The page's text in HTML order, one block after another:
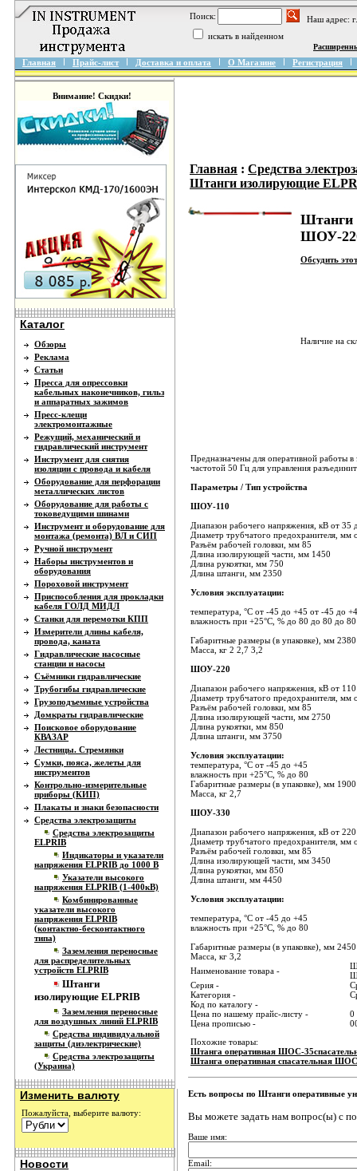
Поиск:
Наш адрес:
искать в найденном
Главная Прайс-лист Доставка и оплата О Магазине Регистрация
Внимание! Скидки!
Каталог
Обзоры
Реклама
Статьи
Пресса для опрессовки
кабельных наконечников, гильз
и аппаратных зажимов
Пресс-клещи
электромонтажные
Режущий, механический и
гидравлический инструмент
Инструмент для снятия
изоляции с провода и кабеля
Оборудование для перфорации
металлических листов
Оборудование для работы с
токоведущими шинами
Инструмент и оборудование для
монтажа (ремонта) ВЛ и СИП
Ручной инструмент
Наборы инструментов и
оборудования
Пороховой инструмент
Приспособления для прокладки
кабеля ГОЛД МИДЛ
Станки для перемотки КПП
Измерители длины кабеля,
провода, каната
Гидравлические насосные
станции и насосы
Съёмники гидравлические
Трубогибы гидравлические
Грузоподъемные устройства
Домкраты гидравлические
Поисковое оборудование
КВАЗАР
Лестницы. Стремянки
Сумки, пояса, желеты для
инструментов
Контрольно-измерительные
приборы (КИП)
Плакаты и знаки безопасности
Средства электрозащиты
Средства электрозащиты
ELPRIB
Индикаторы и указатели
напряжения ELPRIB до 1000 В
Указатели высокого
напряжения ELPRIB (1-400кВ)
Комбинированные
указатели высокого
напряжения ELPRIB
(контактно-бесконтактного
типа)
Заземления переносные
для распределительных
устройств ELPRIB
Штанги
изолирующие ELPRIB
Заземления переносные
для воздушных линий ELPRIB
Средства индивидуальной
защиты (диэлектрические)
Средства электрозащиты
(Украина)
Изменить валюту
Пожалуйста, выберите валюту:
Новости
Главная : Средства
Штанги изолирующие
Штанги
ШОУ-
Обсудить
Наличие на
Предназначены для оперативной работы
частотой 50 Гц для управления
Параметры / Тип устройства
ШОУ-110
Диапазон рабочего напряжения, кВ от 35
Диаметр трубчатого предохранителя, мм
Разъём рабочей головки, мм 85
Длина изолирующей части, мм 1450
Длина рукоятки, мм 750
Длина штанги, мм 2350
Условия эксплуатации:
температура, °С от -45 до +45 от -45 до
влажность при +25°С, % до 80 до 80 до 80
Габаритные размеры (в упаковке), мм
Масса, кг 2 2,7 3,2
ШОУ-220
Диапазон рабочего напряжения, кВ от
Диаметр трубчатого предохранителя, мм
Разъём рабочей головки, мм 85
Длина изолирующей части, мм 2750
Длина рукоятки, мм 850
Длина штанги, мм 3750
Условия эксплуатации:
температура, °С от -45 до +45
влажность при +25°С, % до 80
Габаритные размеры (в упаковке), мм
Масса, кг 2,7
ШОУ-330
Диапазон рабочего напряжения, кВ от
Диаметр трубчатого предохранителя, мм
Разъём рабочей головки, мм 85
Длина изолирующей части, мм 3450
Длина рукоятки, мм 850
Длина штанги, мм 4450
Условия эксплуатации:
температура, °С от -45 до +45
влажность при +25°С, % до 80
Габаритные размеры (в упаковке), мм
Масса, кг 3,2
Наименование товара -
Серия -
Категория -
Код по каталогу -
Цена по нашему прайс-листу -
0
Цена прописью -
Похожие товары:
Штанга оперативная ШОС-
Штанга оперативная спасательная
Есть вопросы по Штанги
Вы можете задать нам вопрос(ы) с
Ваше имя:
Email: